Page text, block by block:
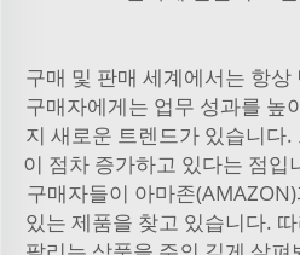
구매 및 판매 세계에서는 항
구매자에게는 업무 성과를 높
지 새로운 트렌드가 있습니다
이 점차 증가하고 있다는 점입
구매자들이 아마존
있는 제품을 찾고 있습니다.